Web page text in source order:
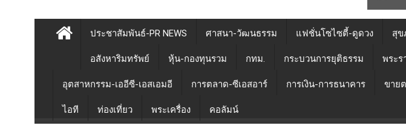
ประชาสัมพันธ์-PR NEWS ศาสนา-วัฒนธรรม แฟชั่นโซไซตี้-ดูดวง สุข
อสังหาริมทรัพย์ หุ้น-กองทุนรวม กทม. กระบวนการยุติธรรม พระร
อุตสาหกรรม-เออีซี-เอสเอมอี การตลาด-ซีเอสอาร์ การเงิน-การธนาคาร ขาย
ไอที ท่องเที่ยว พระเครื่อง คอลัมน์